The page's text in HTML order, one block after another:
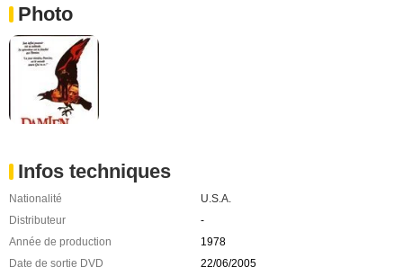
Photo
Infos techniques
Nationalité
U.S.A.
Distributeur
-
Année de production
1978
Date de sortie DVD
22/06/2005